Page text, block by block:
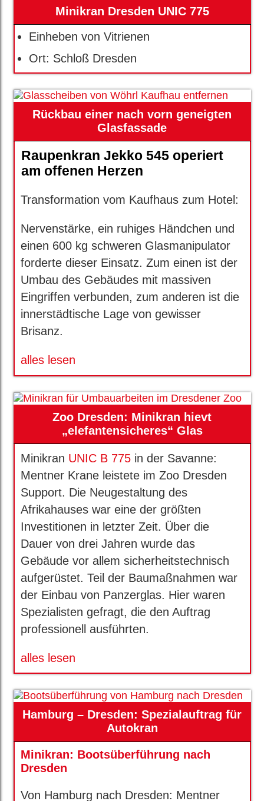
Minikran Dresden UNIC 775
Einheben von Vitrienen
Ort: Schloß Dresden
Rückbau einer nach vorn geneigten
Glasfassade
Raupenkran Jekko 545 operiert
am offenen Herzen
Transformation vom Kaufhaus zum Hotel:
Nervenstärke, ein ruhiges Händchen und
einen 600 kg schweren Glasmanipulator
forderte dieser Einsatz. Zum einen ist der
Umbau des Gebäudes mit massiven
Eingriffen verbunden, zum anderen ist die
innerstädtische Lage von gewisser
Brisanz.
alles lesen
Zoo Dresden: Minikran hievt
„elefantensicheres“ Glas
Minikran UNIC B 775in der Savanne:
Mentner Krane leistete im Zoo Dresden
Support. Die Neugestaltung des
Afrikahauses war eine der größten
Investitionen in letzter Zeit. Über die
Dauer von drei Jahren wurde das
Gebäude vor allem sicherheitstechnisch
aufgerüstet. Teil der Baumaßnahmen war
der Einbau von Panzerglas. Hier waren
Spezialisten gefragt, die den Auftrag
professionell ausführten.
alles lesen
Hamburg – Dresden: Spezialauftrag für
Autokran
Minikran: Bootsüberführung nach
Dresden
Von Hamburg nach Dresden: Mentner